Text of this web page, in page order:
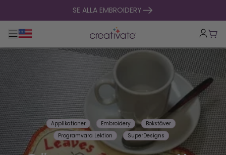
SE ALLA EMBROIDERY
Toggle huvudnavigering
Applikationer Embroidery
Bokstäver
Programvara Lektion
SuperDesigns